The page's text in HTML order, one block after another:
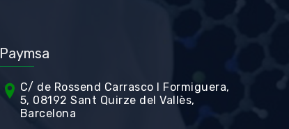
Paymsa
C/ de Rossend Carrasco I Formiguera,
5, 08192 Sant Quirze del Vallès,
Barcelona